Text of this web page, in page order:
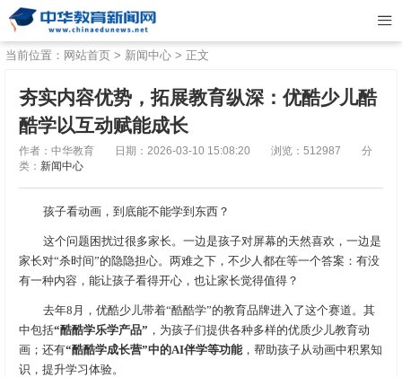
当前位置： 网站首页 > 新闻中心 > 正文
夯实内容优势，拓展教育纵深：优酷少儿酷
酷学以互动赋能成长
作者：中华教育 日期：2026-03-10 15:08:20 浏览：512987
分
类： 新闻中心
孩子看动画，到底能不能学到东西？
这个问题困扰过很多家长。一边是孩子对屏幕的天然喜欢，一边是
家长对“杀时间”的隐隐担心。两难之下，不少人都在等一个答案：有没
有一种内容，能让孩子看得开心，也让家长觉得值得？
去年8月，优酷少儿带着“酷酷学”的教育品牌进入了这个赛道。其
中包括“酷酷学乐学产品” ，为孩子们提供各种多样的优质少儿教育动
画；还有“酷酷学成长营”中的AI伴学等功能 ，帮助孩子从动画中积累知
识，提升学习体验。